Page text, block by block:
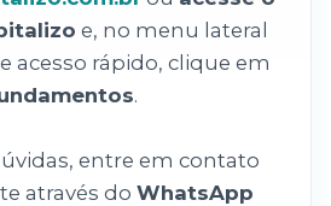
e, no menu lateral
acesso rápido, clique em
.
entre em contato
através do WhatsApp